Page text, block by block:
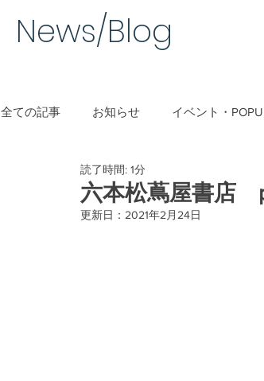
News/Blog​
全ての記事 お知らせ イベント・
手作り結婚指輪
六本松蔦屋書店
読了時間: 1分
更新日： 2021年2月24日